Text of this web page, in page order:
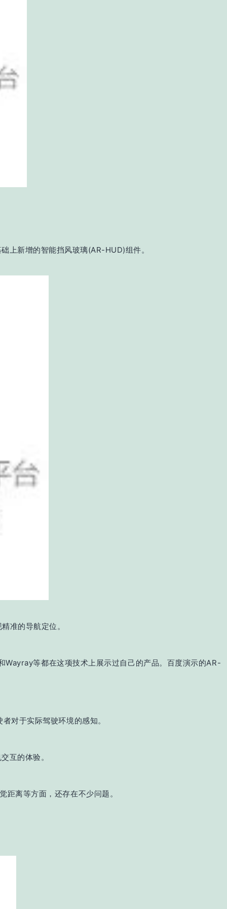
上新增的智能挡风玻璃(AR-HUD)组件。
准的导航定位。
等都在这项技术上展示过自己的产品。百度演示的AR-
对于实际驾驶环境的感知。
互的体验。
离等方面，还存在不少问题。